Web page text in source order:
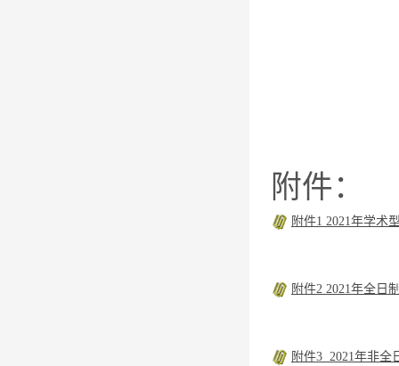
附件：
附件1 2021年学术
附件2 2021年全日
附件3 2021年非全